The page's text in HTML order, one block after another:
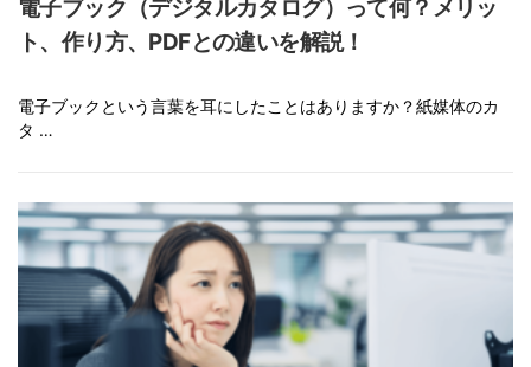
電子ブック（デジタルカタログ）って何？メリッ
ト、作り方、PDFとの違いを解説！
電子ブックという言葉を耳にしたことはありますか？紙媒体のカ
タ …